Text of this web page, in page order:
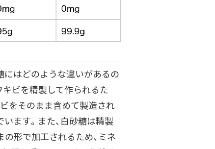
にはどのような違いがあるの
ビを精製して作られるた
をそのまま含めて製造され
ます。また、白砂糖は精製
形で加工されるため、ミネ